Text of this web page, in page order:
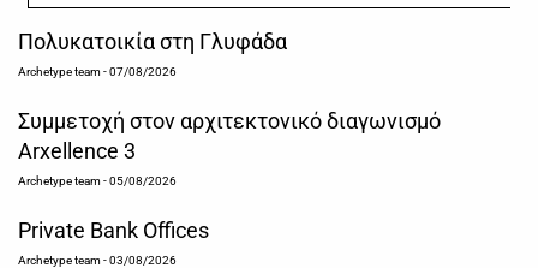
Πολυκατοικία στη Γλυφάδα
Archetype team- 07/08/2026
Συμμετοχή στον αρχιτεκτονικό διαγωνισμό
Arxellence 3
Archetype team- 05/08/2026
Private Bank Offices
Archetype team- 03/08/2026